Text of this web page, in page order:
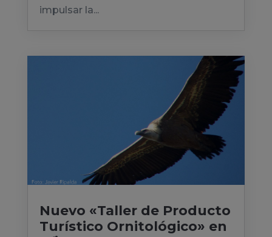
impulsar la...
Nuevo «Taller de Producto
Turístico Ornitológico» en